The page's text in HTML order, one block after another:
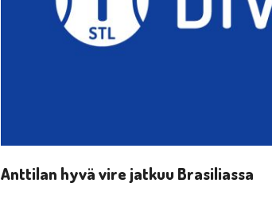
Anttilan hyvä vire jatkuu Brasiliassa